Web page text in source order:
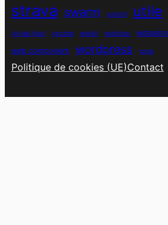
strava swarm switch utile
virtual host vscode watch watchos wdapéro
web component wordpress yoga
Politique de cookies (UE)Contact